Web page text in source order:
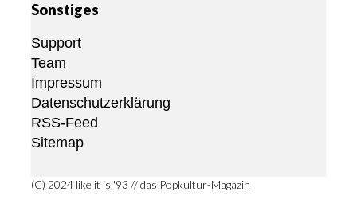
Sonstiges
Support
Team
Impressum
Datenschutzerklärung
RSS-Feed
Sitemap
(C) 2024 like it is '93 // das Popkultur-Magazin